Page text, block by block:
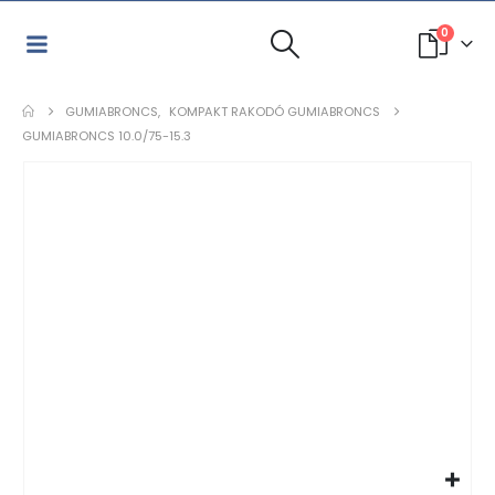
0
GUMIABRONCS, KOMPAKT RAKODÓ GUMIABRONCS
GUMIABRONCS 10.0/75-15.3